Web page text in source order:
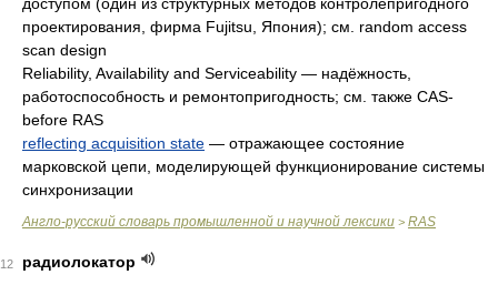
проектирования, фирма Fujitsu, Япония); см. random access
scan design
Reliability, Availability and Serviceability — надёжность,
работоспособность и ремонтопригодность; см. также CAS-
before RAS
reflecting acquisition state — отражающее состояние
марковской цепи, моделирующей функционирование системы
синхронизации
Англо-русский словарь промышленной и научной лексики > RAS
12 радиолокатор